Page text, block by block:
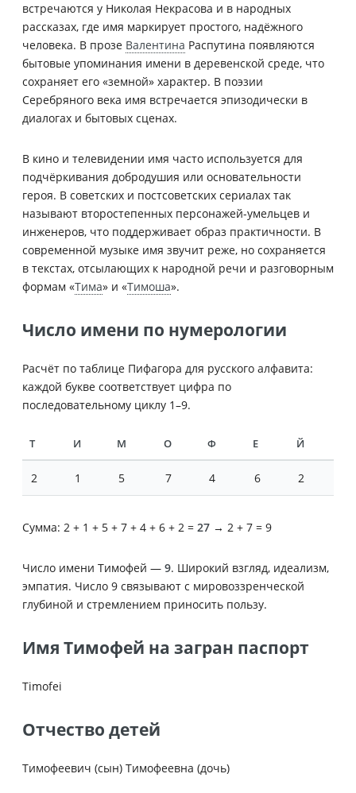
встречаются у Николая Некрасова и в народных
рассказах, где имя маркирует простого, надёжного
человека. В прозе Валентина Распутина появляются
бытовые упоминания имени в деревенской среде, что
сохраняет его «земной» характер. В поэзии
Серебряного века имя встречается эпизодически в
диалогах и бытовых сценах.
В кино и телевидении имя часто используется для
подчёркивания добродушия или основательности
героя. В советских и постсоветских сериалах так
называют второстепенных персонажей-умельцев и
инженеров, что поддерживает образ практичности. В
современной музыке имя звучит реже, но сохраняется
в текстах, отсылающих к народной речи и разговорным
формам «Тима» и «Тимоша».
Число имени по нумерологии
Расчёт по таблице Пифагора для русского алфавита:
каждой букве соответствует цифра по
последовательному циклу 1–9.
Т И М О Ф Е Й
2 1 5 7 4 6 2
Сумма: 2 + 1 + 5 + 7 + 4 + 6 + 2 = 27 → 2 + 7 = 9
Число имени Тимофей — 9. Широкий взгляд, идеализм,
эмпатия. Число 9 связывают с мировоззренческой
глубиной и стремлением приносить пользу.
Имя Тимофей на загран паспорт
Timofei
Отчество детей
Тимофеевич (сын) Тимофеевна (дочь)